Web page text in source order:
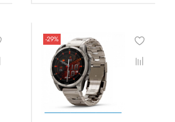
-29%